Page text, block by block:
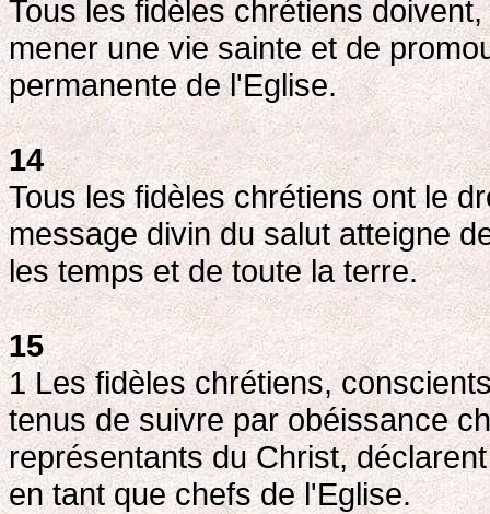
Tous les fidèles chrétiens
mener une vie sainte et de
permanente de l'Eglise.
14
Tous les fidèles chrétiens ont le
message divin du salut atteigne
les temps et de toute la terre.
15
1 Les fidèles chrétiens,
tenus de suivre par obéissance
représentants du Christ,
en tant que chefs de l'Eglise.